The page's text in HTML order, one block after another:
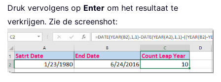
Druk vervolgens op Enter om het resultaat te
verkrijgen. Zie de screenshot: